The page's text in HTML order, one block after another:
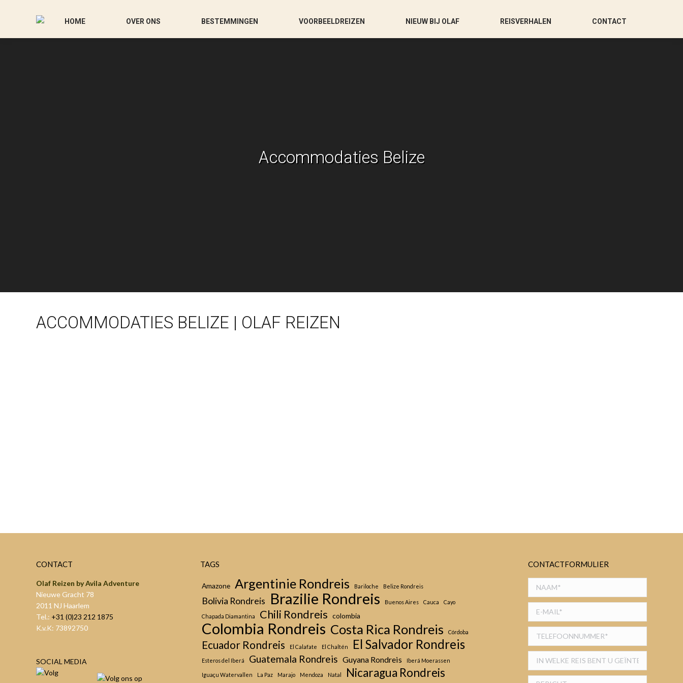
HOME OVER ONS BESTEMMINGEN VOORBEELDREIZEN NIEUW BIJ OLAF REISVERHALEN CONTACT
Accommodaties Belize
Je bent hier:
ACCOMMODATIES BELIZE | OLAF REIZEN
CONTACT
Olaf Reizen by Avila Adventure
Nieuwe Gracht 78
2011 NJ Haarlem
Tel.: +31 (0)23 212 1875
K.v.K: 73892750
SOCIAL MEDIA
TAGS
Amazone Argentinie Rondreis Bariloche Belize Rondreis
Bolivia Rondreis Brazilie Rondreis Buenos Aires Cauca Cayo
Chapada Diamantina Chili Rondreis colombia
Colombia Rondreis Costa Rica Rondreis Córdoba
Ecuador Rondreis El Calafate El Chaltén El Salvador Rondreis
Esteros del Iberá Guatemala Rondreis Guyana Rondreis Iberá Moerassen
Iguaçu Watervallen La Paz Marajo Mendoza Natal Nicaragua Rondreis
CONTACTFORMULIER